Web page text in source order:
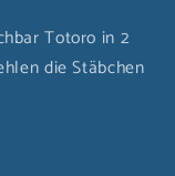
Totoro in 2
die Stäbchen